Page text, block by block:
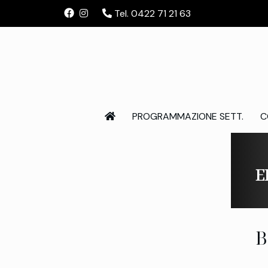
Tel. 0422 71 21 63
PROGRAMMAZIONE SETT.